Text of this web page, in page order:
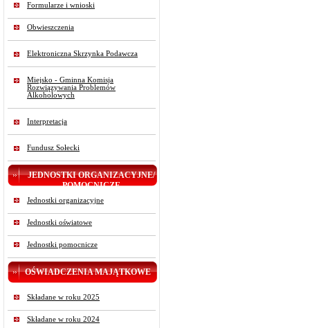
Formularze i wnioski
Obwieszczenia
Elektroniczna Skrzynka Podawcza
Miejsko - Gminna Komisja
Rozwiązywania Problemów
Alkoholowych
Interpretacja
Fundusz Sołecki
JEDNOSTKI ORGANIZACYJNE/
POMOCNICZE
Jednostki organizacyjne
Jednostki oświatowe
Jednostki pomocnicze
OŚWIADCZENIA MAJĄTKOWE
Składane w roku 2025
Składane w roku 2024